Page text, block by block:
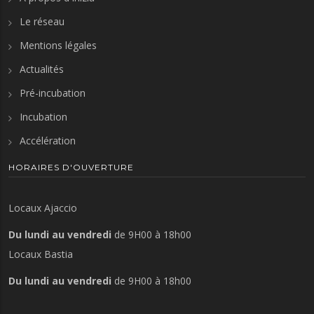
Le réseau
Mentions légales
Actualités
Pré-incubation
Incubation
Accélération
HORAIRES D'OUVERTURE
Locaux Ajaccio
Du lundi au vendredi de 9H00 à 18h00
Locaux Bastia
Du lundi au vendredi de 9H00 à 18h00